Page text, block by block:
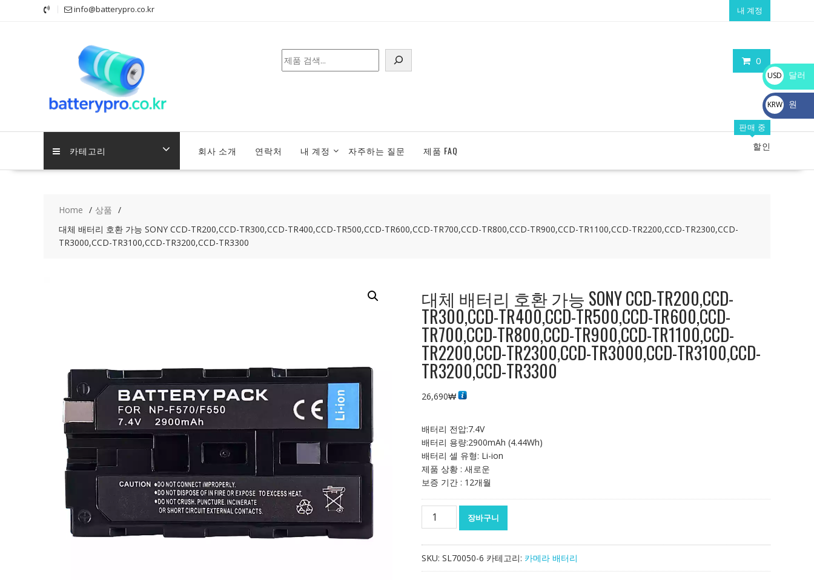
info@batterypro.co.kr 내 계정
0
검
색
카테고리 회사 소개 연락처 내 계정 자주하는 질문 제품 FAQ
판매 중
할인
Home
상품
대체 배터리 호환 가능 SONY CCD-TR200,CCD-TR300,CCD-TR400,CCD-TR500,CCD-TR600,CCD-TR700,CCD-TR800,CCD-TR900,CCD-TR1100,CCD-TR2200,CCD-TR2300,CCD-
TR3000,CCD-TR3100,CCD-TR3200,CCD-TR3300
대체 배터리 호환 가능 SONY CCD-TR200,CCD-
TR300,CCD-TR400,CCD-TR500,CCD-TR600,CCD-
TR700,CCD-TR800,CCD-TR900,CCD-TR1100,CCD-
TR2200,CCD-TR2300,CCD-TR3000,CCD-TR3100,CCD-
TR3200,CCD-TR3300
26,690₩
배터리 전압:7.4V
배터리 용량:2900mAh (4.44Wh)
배터리 셀 유형: Li-ion
제품 상황 : 새로운
보증 기간 : 12개월
리
장바구니
SKU: SL70050-6 카테고리: 카메라 배터리
USD
$
달러
KRW
₩
원